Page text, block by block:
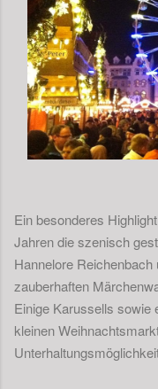
Ein besonderes
Jahren die szenisch
Hannelore
zauberhaften
Einige Karussells sowie
kleinen